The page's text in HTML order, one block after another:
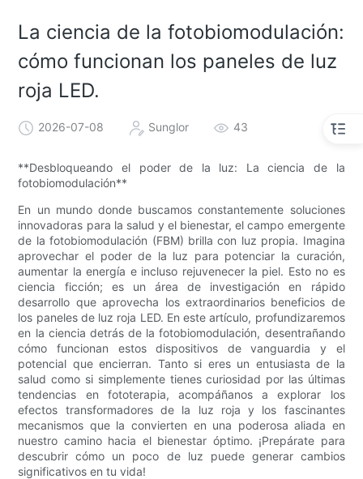
La ciencia de la fotobiomodulación:
cómo funcionan los paneles de luz
roja LED.
2026-07-08 Sunglor 43
**Desbloqueando el poder de la luz: La ciencia de la
fotobiomodulación**
En un mundo donde buscamos constantemente soluciones
innovadoras para la salud y el bienestar, el campo emergente
de la fotobiomodulación (FBM) brilla con luz propia. Imagina
aprovechar el poder de la luz para potenciar la curación,
aumentar la energía e incluso rejuvenecer la piel. Esto no es
ciencia ficción; es un área de investigación en rápido
desarrollo que aprovecha los extraordinarios beneficios de
los paneles de luz roja LED. En este artículo, profundizaremos
en la ciencia detrás de la fotobiomodulación, desentrañando
cómo funcionan estos dispositivos de vanguardia y el
potencial que encierran. Tanto si eres un entusiasta de la
salud como si simplemente tienes curiosidad por las últimas
tendencias en fototerapia, acompáñanos a explorar los
efectos transformadores de la luz roja y los fascinantes
mecanismos que la convierten en una poderosa aliada en
nuestro camino hacia el bienestar óptimo. ¡Prepárate para
descubrir cómo un poco de luz puede generar cambios
significativos en tu vida!